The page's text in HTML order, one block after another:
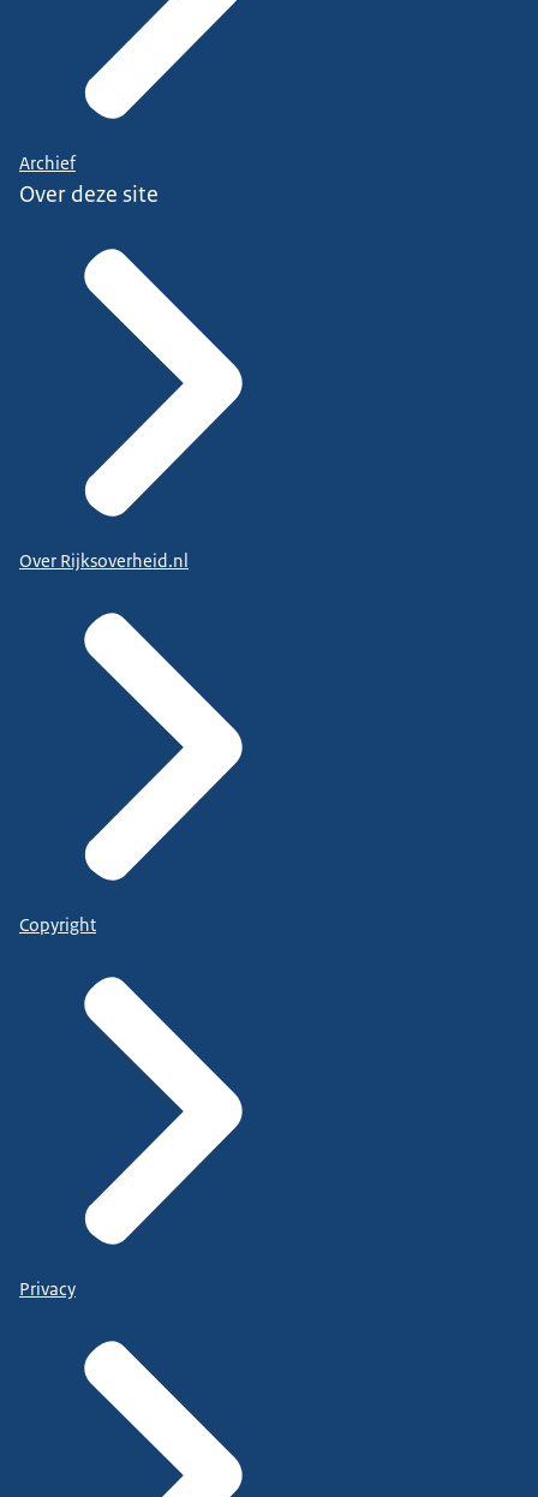
Archief
Over deze site
Over Rijksoverheid.nl
Copyright
Privacy